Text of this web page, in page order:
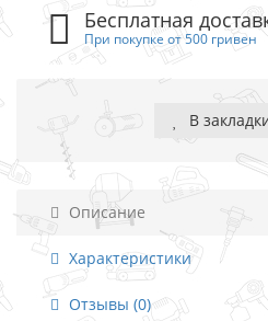
Бесплатная
При покупке от 500 гривен
В
Описание
Характеристики
Отзывы (0)